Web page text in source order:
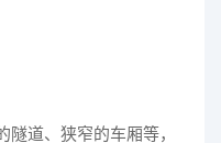
道、狭窄的车厢等，